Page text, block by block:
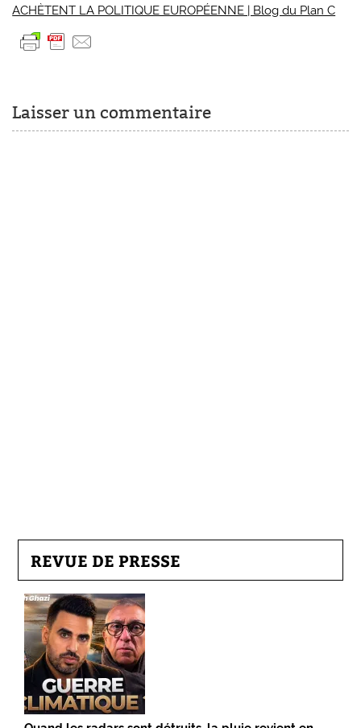
ACHÈTENT LA POLITIQUE EUROPÉENNE | Blog du Plan C
Laisser un commentaire
REVUE DE PRESSE